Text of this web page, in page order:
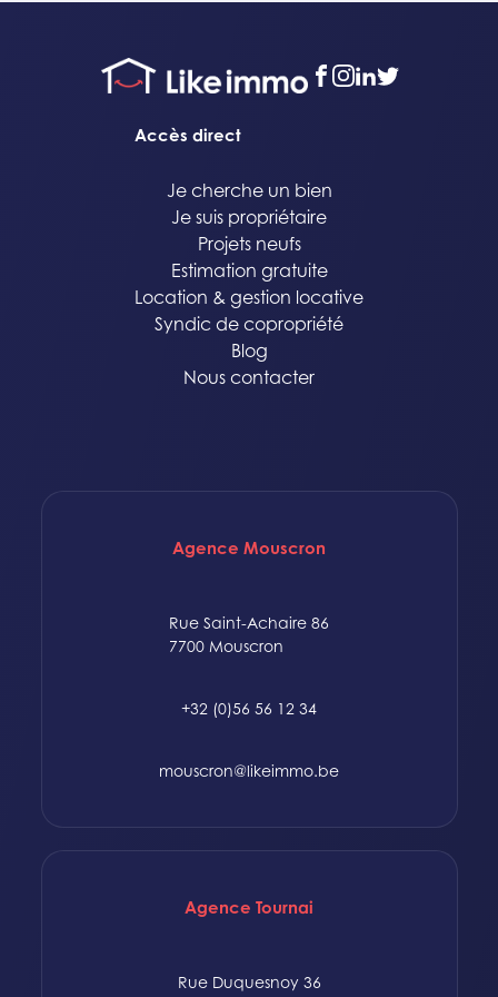
facebook
instagram
linkedin
twitter
Accès direct
Je cherche un bien
Je suis propriétaire
Projets neufs
Estimation gratuite
Location & gestion locative
Syndic de copropriété
Blog
Nous contacter
Agence Mouscron
Rue Saint-Achaire 86
7700 Mouscron
+32 (0)56 56 12 34
mouscron@likeimmo.be
Agence Tournai
Rue Duquesnoy 36